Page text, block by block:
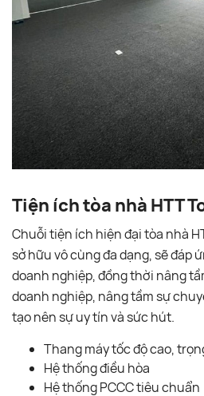
Tiện ích tòa nhà HTT
Chuỗi tiện ích hiện đại tòa nhà
sở hữu vô cùng đa dạng, sẽ đáp
doanh nghiệp, đồng thời nâng
doanh nghiệp, nâng tầm sự
tạo nên sự uy tín và sức hút.
Thang máy tốc độ cao,
Hệ thống điều hòa
Hệ thống PCCC tiêu chuẩn